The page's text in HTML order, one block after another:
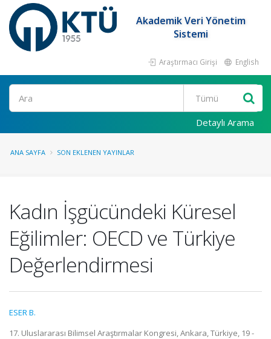
Akademik Veri Yönetim
Sistemi
Araştırmacı Girişi English
Ara
Detaylı Arama
ANA SAYFA SON EKLENEN YAYINLAR
Kadın İşgücündeki Küresel
Eğilimler: OECD ve Türkiye
Değerlendirmesi
ESER B.
17. Uluslararası Bilimsel Araştırmalar Kongresi, Ankara, Türkiye, 19 -